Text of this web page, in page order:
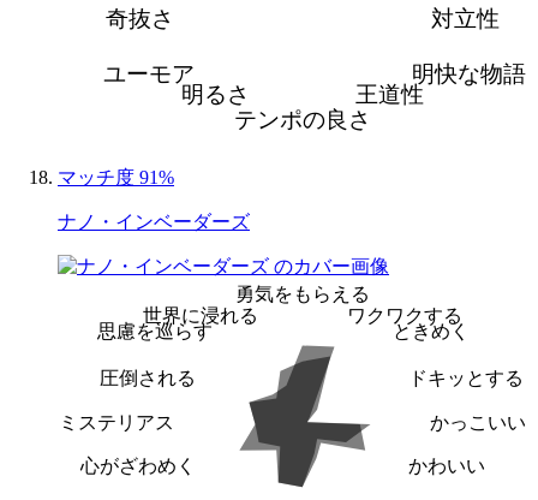
対立性
明快な物語
王道性
テンポの良さ
明るさ
ユーモア
奇抜さ
マッチ度 91%
ナノ・インベーダーズ
勇気をもらえる
ワクワクする
ときめく
ドキッとする
かっこいい
かわいい
心がざわめく
ミステリアス
圧倒される
思慮を巡らす
世界に浸れる